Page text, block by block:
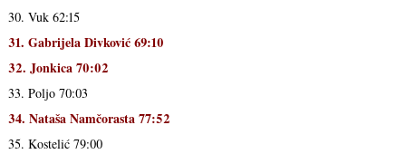
30. Vuk 62:15
31. Gabrijela Divković 69:10
32. Jonkica 70:02
33. Poljo 70:03
34. Nataša Namčorasta 77:52
35. Kostelić 79:00